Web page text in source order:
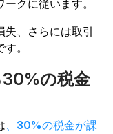
クに従います。
失、さらには取引
。
の税金
、 30%の税金が課